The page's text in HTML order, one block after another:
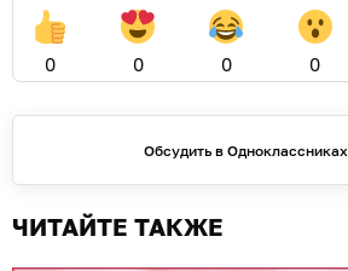
0 0 0 0
Обсудить в Одноклассниках
ЧИТАЙТЕ ТАКЖЕ